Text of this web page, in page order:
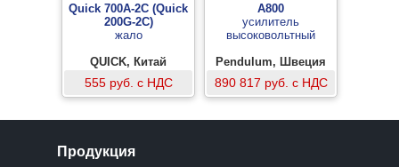
Quick 700A-2C (Quick
200G-2C)
жало
QUICK, Китай
555 руб. с НДС
A800
усилитель
высоковольтный
Pendulum, Швеция
890 817 руб. с НДС
Продукция